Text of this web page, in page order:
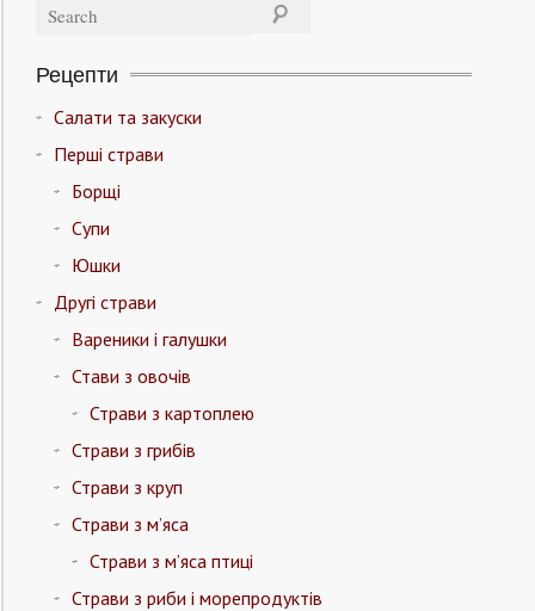
Рецепти
Салати та закуски
Перші страви
Борщі
Супи
Юшки
Другі страви
Вареники і галушки
Стави з овочів
Страви з картоплею
Страви з грибів
Страви з круп
Страви з м’яса
Страви з м’яса птиці
Страви з риби і морепродуктів